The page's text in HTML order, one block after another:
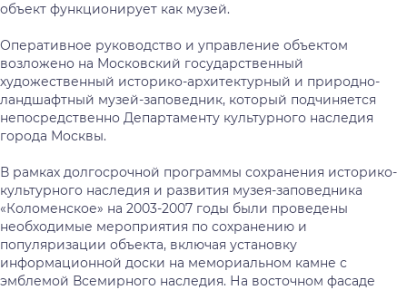
объект функционирует как музей.
Оперативное руководство и управление объектом
возложено на Московский государственный
художественный историко-архитектурный и природно-
ландшафтный музей-заповедник, который подчиняется
непосредственно Департаменту культурного наследия
города Москвы.
В рамках долгосрочной программы сохранения историко-
культурного наследия и развития музея-заповедника
«Коломенское» на 2003-2007 годы были проведены
необходимые мероприятия по сохранению и
популяризации объекта, включая установку
информационной доски на мемориальном камне с
эмблемой Всемирного наследия. На восточном фасаде